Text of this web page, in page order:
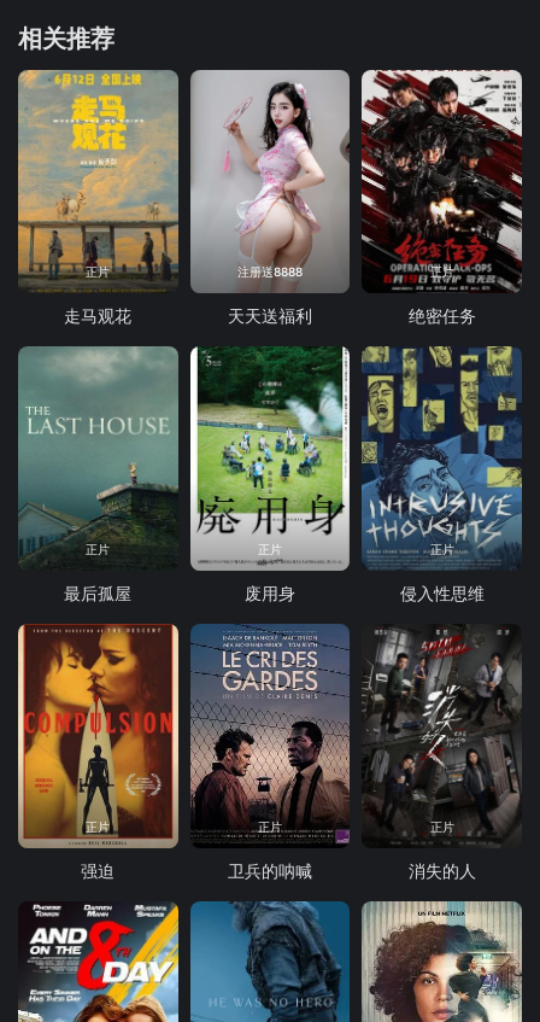
相关推荐
正片
走马观花
注册送8888
天天送福利
正片
绝密任务
正片
最后孤屋
正片
废用身
正片
侵入性思维
正片
强迫
正片
卫兵的呐喊
正片
消失的人